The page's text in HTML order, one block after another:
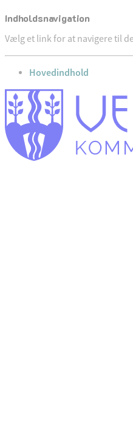
Indholdsnavigation
Vælg et link for at navigere til
gå til
Hovedindhold